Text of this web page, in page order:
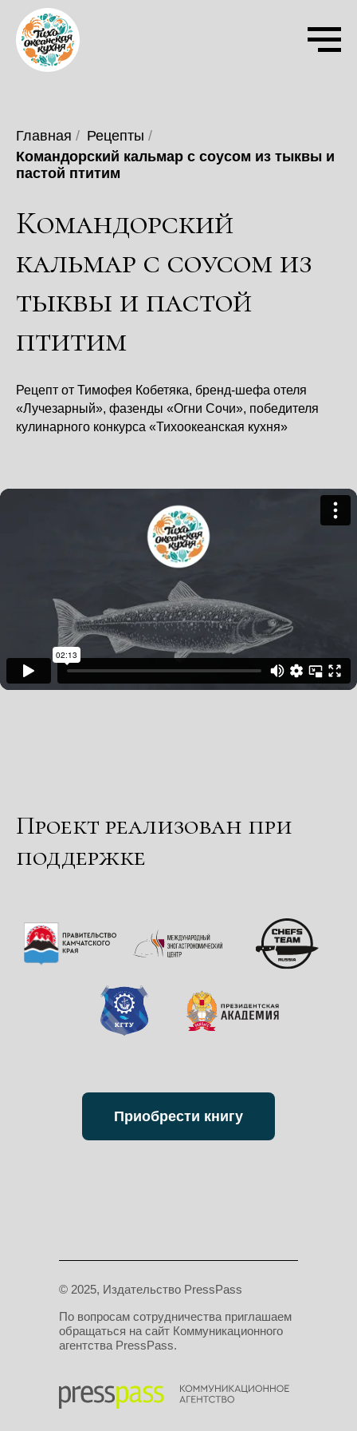
Главная / Рецепты /
Командорский кальмар с соусом из тыквы и
пастой птитим
Командорский
кальмар с соусом из
тыквы и пастой
птитим
Рецепт от Тимофея Кобетяка, бренд-шефа отеля
«Лучезарный», фазенды «Огни Сочи», победителя
кулинарного конкурса «Тихоокеанская кухня»
Проект реализован при
поддержке
Приобрести книгу
По вопросам сотрудничества приглашаем
обращаться на сайт Коммуникационного
агентства PressPass.
© 2025, Издательство PressPass